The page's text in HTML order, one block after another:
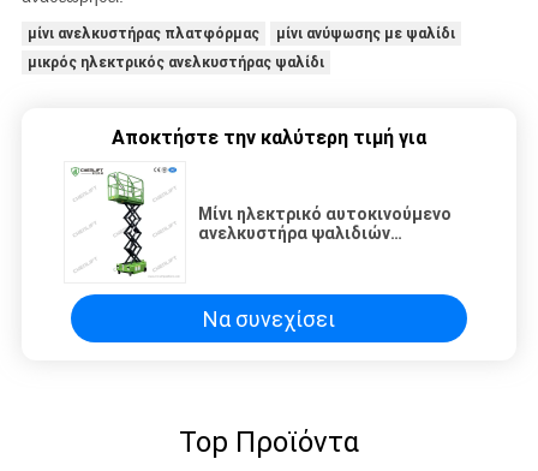
μίνι ανελκυστήρας πλατφόρμας
μίνι ανύψωσης με ψαλίδι
μικρός ηλεκτρικός ανελκυστήρας ψαλίδι
Αποκτήστε την καλύτερη τιμή για
Μίνι ηλεκτρικό αυτοκινούμενο
ανελκυστήρα ψαλιδιών
Να συνεχίσει
Top Προϊόντα